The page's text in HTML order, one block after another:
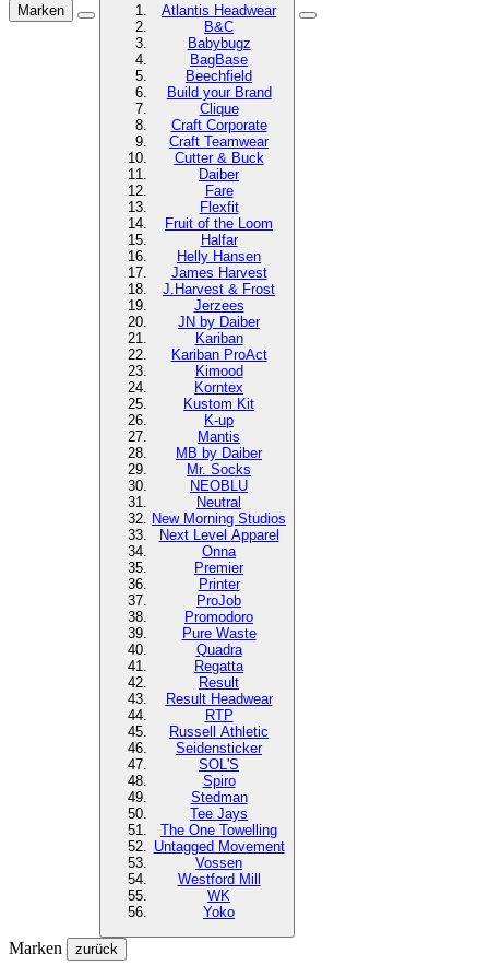
Marken
Atlantis Headwear
B&C
Babybugz
BagBase
Beechfield
Build your Brand
Clique
Craft Corporate
Craft Teamwear
Cutter & Buck
Daiber
Fare
Flexfit
Fruit of the Loom
Halfar
Helly Hansen
James Harvest
J.Harvest & Frost
Jerzees
JN by Daiber
Kariban
Kariban ProAct
Kimood
Korntex
Kustom Kit
K-up
Mantis
MB by Daiber
Mr. Socks
NEOBLU
Neutral
New Morning Studios
Next Level Apparel
Onna
Premier
Printer
ProJob
Promodoro
Pure Waste
Quadra
Regatta
Result
Result Headwear
RTP
Russell Athletic
Seidensticker
SOL'S
Spiro
Stedman
Tee Jays
The One Towelling
Untagged Movement
Vossen
Westford Mill
WK
Yoko
Marken zurück